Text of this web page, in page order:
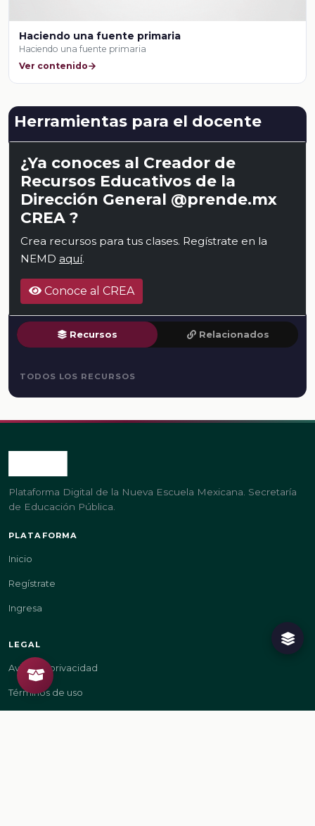
Haciendo una fuente primaria
Haciendo una fuente primaria
Ver contenido
Herramientas para el docente
¿Ya conoces al Creador de
Recursos Educativos de la
Dirección General @prende.mx
CREA ?
Crea recursos para tus clases. Regístrate en la
NEMD aquí.
Conoce al CREA
Recursos Relacionados
TODOS LOS RECURSOS
Plataforma Digital de la Nueva Escuela Mexicana. Secretaría
de Educación Pública.
PLATAFORMA
Inicio
Regístrate
Ingresa
LEGAL
Aviso de privacidad
Términos de uso